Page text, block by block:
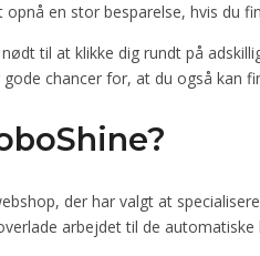
en stor besparelse, hvis du
til at klikke dig rundt på
chancer for, at du også kan
der har valgt at
arbejdet til de automatiske